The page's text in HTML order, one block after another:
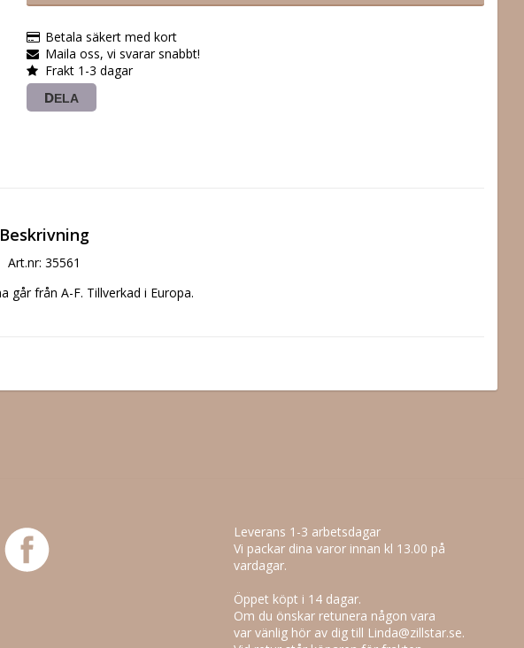
Betala säkert med kort
Maila oss, vi svarar snabbt!
Frakt 1-3 dagar
DELA
Beskrivning
Art.nr: 35561
Leverans 1-3 arbetsdagar
Vi packar dina varor innan kl 13.00 på
vardagar.
Öppet köpt i 14 dagar.
Om du önskar retunera någon vara
var vänlig hör av dig till Linda@zillstar.se.